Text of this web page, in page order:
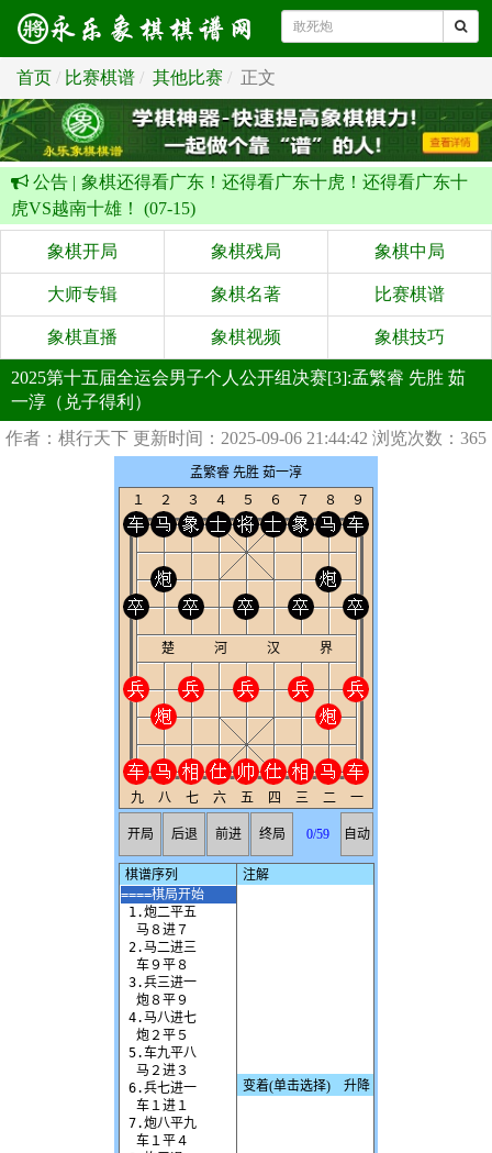
首页 比赛棋谱 其他比赛 正文
公告 | 象棋还得看广东！还得看广东十虎！还得看广东十
虎VS越南十雄！ (07-15)
象棋开局 象棋残局 象棋中局
大师专辑 象棋名著 比赛棋谱
象棋直播 象棋视频 象棋技巧
2025第十五届全运会男子个人公开组决赛[3]:孟繁睿 先胜 茹
一淳（兑子得利）
作者：棋行天下 更新时间：2025-09-06 21:44:42 浏览次数：365